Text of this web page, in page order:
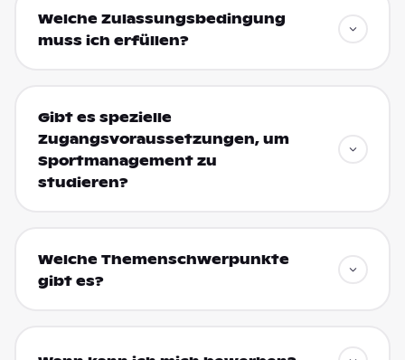
Welche Zulassungsbedingung
muss ich erfüllen?
Gibt es spezielle
Zugangsvoraussetzungen, um
Sportmanagement zu
studieren?
Welche Themenschwerpunkte
gibt es?